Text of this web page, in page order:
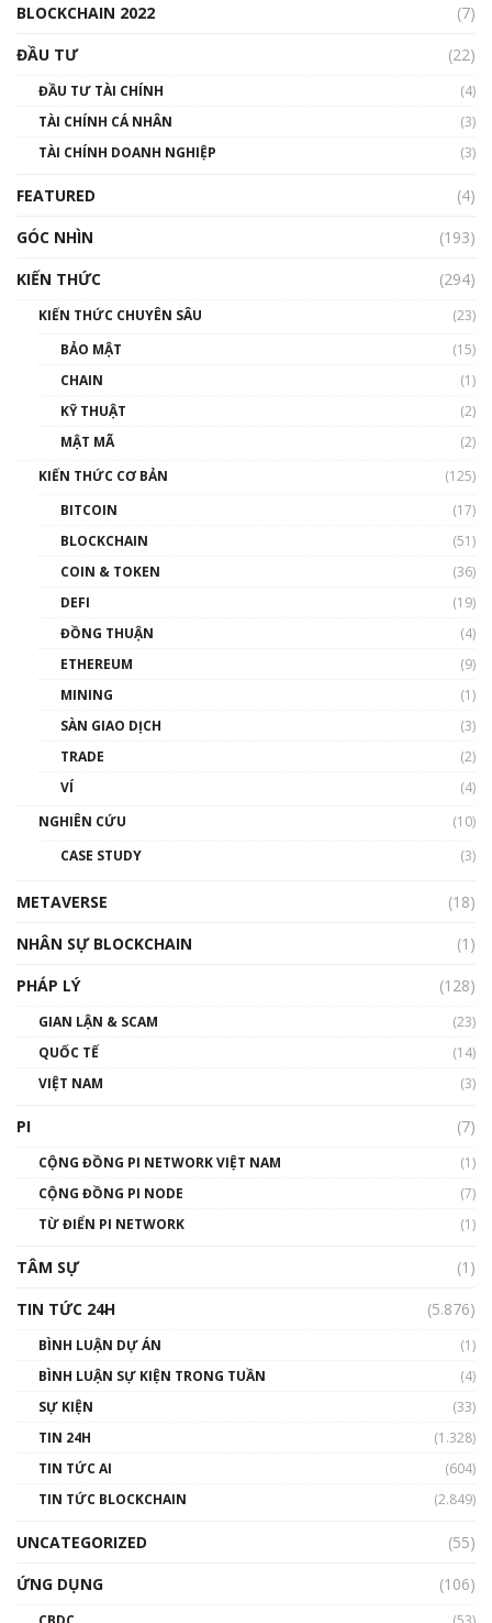
00:02:14
Nhìn lại năm 2022: Những sự kiện ảnh hưởng
đến hệ sinh thái tiền mã hoá | Phổ cập
00:43:47
như thể nào?
00:39:31
Phổ cập Blockchain
thống & Crypto qua các cuộc chiến | Phổ cập
01:32:59
gió ấm
Talkshow 14: MemeCoin – Trò đùa tỷ đô
01:29:26
BLOCKCHAIN 2022
(7)
ĐẦU TƯ
(22)
ĐẦU TƯ TÀI CHÍNH
(4)
TÀI CHÍNH CÁ NHÂN
(3)
TÀI CHÍNH DOANH NGHIỆP
(3)
FEATURED
(4)
GÓC NHÌN
(193)
KIẾN THỨC
(294)
KIẾN THỨC CHUYÊN SÂU
(23)
BẢO MẬT
(15)
CHAIN
(1)
KỸ THUẬT
(2)
MẬT MÃ
(2)
KIẾN THỨC CƠ BẢN
(125)
BITCOIN
(17)
BLOCKCHAIN
(51)
COIN & TOKEN
(36)
DEFI
(19)
ĐỒNG THUẬN
(4)
ETHEREUM
(9)
MINING
(1)
SÀN GIAO DỊCH
(3)
TRADE
(2)
VÍ
(4)
NGHIÊN CỨU
(10)
CASE STUDY
(3)
METAVERSE
(18)
NHÂN SỰ BLOCKCHAIN
(1)
PHÁP LÝ
(128)
GIAN LẬN & SCAM
(23)
QUỐC TẾ
(14)
VIỆT NAM
(3)
PI (7)
CỘNG ĐỒNG PI NETWORK VIỆT NAM
(1)
CỘNG ĐỒNG PI NODE
(7)
TỪ ĐIỂN PI NETWORK
(1)
TÂM SỰ
(1)
TIN TỨC 24H
(5.876)
BÌNH LUẬN DỰ ÁN
(1)
BÌNH LUẬN SỰ KIỆN TRONG TUẦN
(4)
SỰ KIỆN
(33)
TIN 24H
(1.328)
TIN TỨC AI
(604)
TIN TỨC BLOCKCHAIN
(2.849)
UNCATEGORIZED
(55)
ỨNG DỤNG
(106)